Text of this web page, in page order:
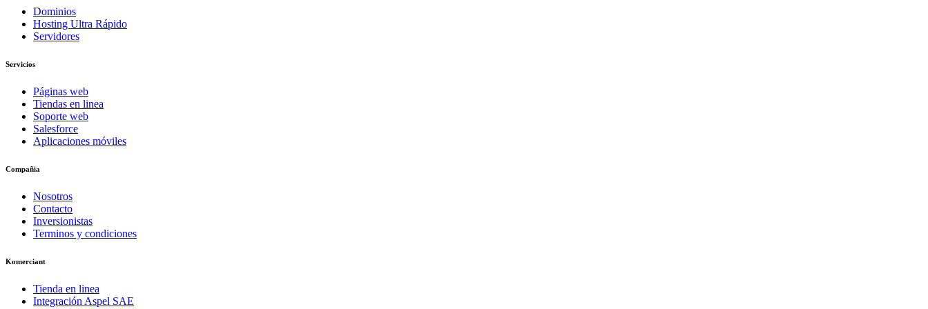
Dominios
Hosting Ultra Rápido
Servidores
Servicios
Páginas web
Tiendas en linea
Soporte web
Salesforce
Aplicaciones móviles
Compañia
Nosotros
Contacto
Inversionistas
Terminos y condiciones
Komerciant
Tienda en linea
Integración Aspel SAE